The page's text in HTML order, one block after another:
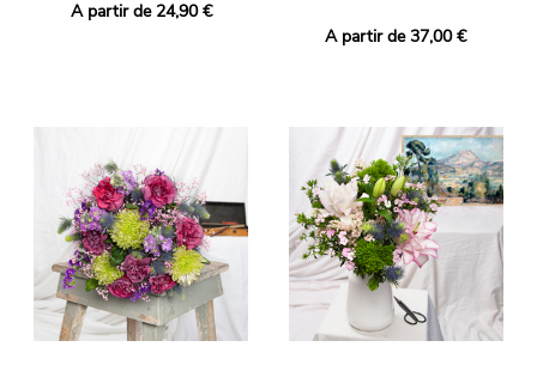
A partir de 24,90 €
A partir de 37,00 €